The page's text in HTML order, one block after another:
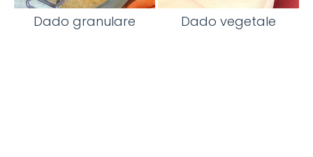
Dado granulare Dado vegetale